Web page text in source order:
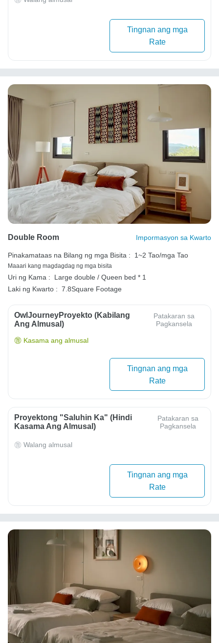
Tingnan ang mga
Rate
Double Room Impormasyon sa Kwarto
Pinakamataas na Bilang ng mga Bisita : 1~2 Tao/mga Tao
Maaari kang magdagdag ng mga bisita
Uri ng Kama :
Large double / Queen bed * 1
Laki ng Kwarto : 7.8Square Footage
OwlJourneyProyekto (Kabilang
Ang Almusal)
Patakaran sa
Pagkansela
Kasama ang almusal
Tingnan ang mga
Rate
Proyektong "Saluhin Ka" (Hindi
Kasama Ang Almusal)
Patakaran sa
Pagkansela
Walang almusal
Tingnan ang mga
Rate